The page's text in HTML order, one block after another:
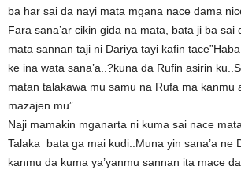
ba har sai da nayi mata mgana nace dama
Fara sana’ar cikin gida na mata, bata ji ba sai
mata sannan taji ni Dariya tayi kafin
ke ina wata sana’a..?kuna da Rufin asirin
matan talakawa mu samu na Rufa ma kanmu
mazajen mu”
Naji mamakin mganarta ni kuma sai nace
Talaka bata ga mai kudi..Muna yin sana’a ne
kanmu da kuma ya’yanmu sannan ita mace